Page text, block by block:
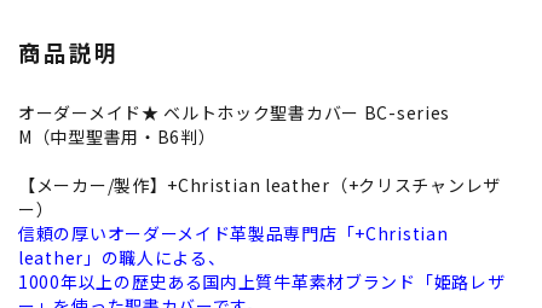
商品説明
オーダーメイド★ ベルトホック聖書カバー BC-series
M（中型聖書用・B6判）
【メーカー/製作】+Christian leather（+クリスチャンレザ
ー）
信頼の厚いオーダーメイド革製品専門店「+Christian
leather」の職人による、
1000年以上の歴史ある国内上質牛革素材ブランド「姫路レザ